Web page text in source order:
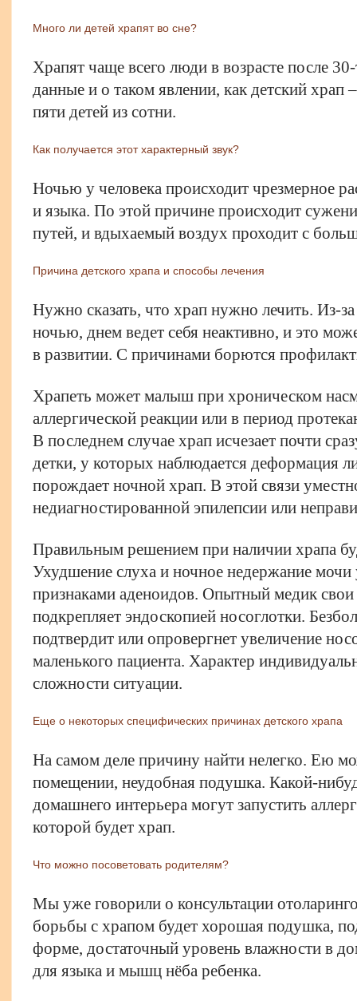
Много ли детей храпят во сне?
Храпят чаще всего люди в возрасте после 30-
данные и о таком явлении, как детский храп
пяти детей из сотни.
Как получается этот характерный звук?
Ночью у человека происходит чрезмерное
и языка. По этой причине происходит
путей, и вдыхаемый воздух проходит с
Причина детского храпа и способы лечения
Нужно сказать, что храп нужно лечить. Из-
ночью, днем ведет себя неактивно, и это
в развитии. С причинами борются
Храпеть может малыш при хроническом
аллергической реакции или в период
В последнем случае храп исчезает почти
детки, у которых наблюдается деформация
порождает ночной храп. В этой связи
недиагностированной эпилепсии или
Правильным решением при наличии храпа
Ухудшение слуха и ночное недержание мочи
признаками аденоидов. Опытный медик свои
подкрепляет эндоскопией носоглотки.
подтвердит или опровергнет увеличение
маленького пациента. Характер
сложности ситуации.
Еще о некоторых специфических причинах детского храпа
На самом деле причину найти нелегко. Ею
помещении, неудобная подушка. Какой-
домашнего интерьера могут запустить
которой будет храп.
Что можно посоветовать родителям?
Мы уже говорили о консультации
борьбы с храпом будет хорошая подушка,
форме, достаточный уровень влажности в
для языка и мышц нёба ребенка.